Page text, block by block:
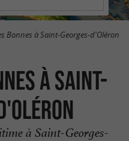
Bonnes à Saint-Georges-d'Oléron
à Saint-
à Saint-Georges-